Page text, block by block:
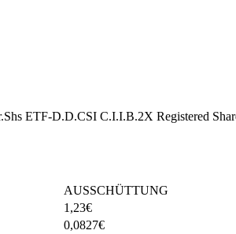
ETF-D.D.CSI C.I.I.B.2X Registered
AUSSCHÜTTUNG
1,23€
0,0827€